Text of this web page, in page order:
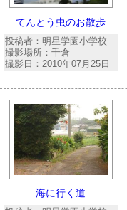
てんとう虫のお散歩
投稿者：明星学園小学校
撮影場所：千倉
撮影日：2010年07月25日
海に行く道